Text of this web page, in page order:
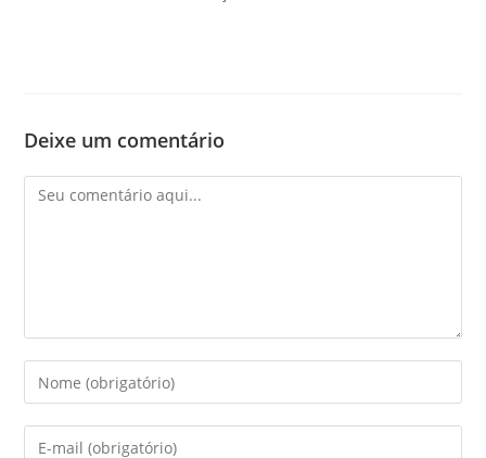
Deixe um comentário